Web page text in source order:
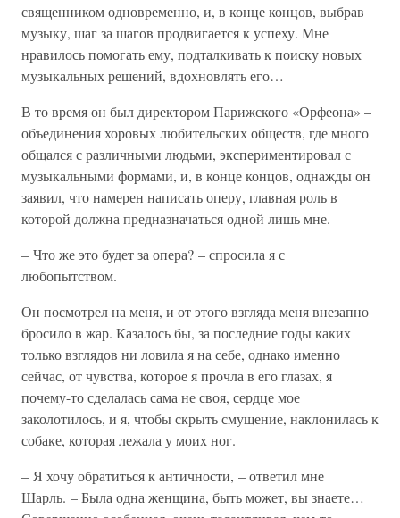
священником одновременно, и, в конце концов, выбрав
музыку, шаг за шагов продвигается к успеху. Мне
нравилось помогать ему, подталкивать к поиску новых
музыкальных решений, вдохновлять его…
В то время он был директором Парижского «Орфеона» –
объединения хоровых любительских обществ, где много
общался с различными людьми, экспериментировал с
музыкальными формами, и, в конце концов, однажды он
заявил, что намерен написать оперу, главная роль в
которой должна предназначаться одной лишь мне.
– Что же это будет за опера? – спросила я с
любопытством.
Он посмотрел на меня, и от этого взгляда меня внезапно
бросило в жар. Казалось бы, за последние годы каких
только взглядов ни ловила я на себе, однако именно
сейчас, от чувства, которое я прочла в его глазах, я
почему-то сделалась сама не своя, сердце мое
заколотилось, и я, чтобы скрыть смущение, наклонилась к
собаке, которая лежала у моих ног.
– Я хочу обратиться к античности, – ответил мне
Шарль. – Была одна женщина, быть может, вы знаете…